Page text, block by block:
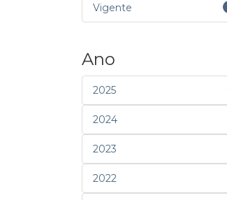
Vigente
Ano
2025
2024
2023
2022